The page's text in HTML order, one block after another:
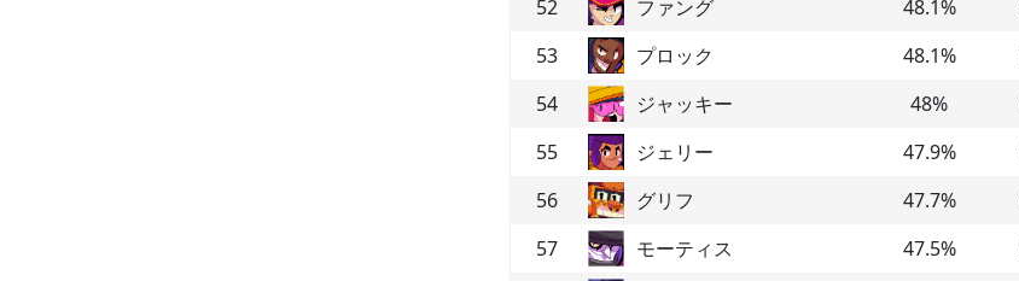
52
ファング 48.1%
53
プロック 48.1%
54
ジャッキー 48%
55
ジェリー 47.9%
56
グリフ 47.7%
57
モーティス 47.5%